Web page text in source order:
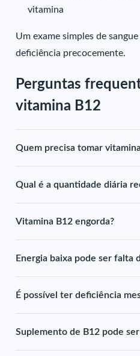
vitamina
Um exame simples de
deficiência precocemente.
Perguntas
vitamina B12
Quem precisa tomar
Qual é a quantidade diária
Vitamina B12 engorda?
Energia baixa pode ser falta
É possível ter deficiência
Suplemento de B12 pode